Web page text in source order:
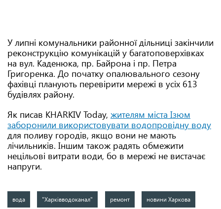
У липні комунальники районної дільниці закінчили
реконструкцію комунікацій у багатоповерхівках
на вул. Каденюка, пр. Байрона і пр. Петра
Григоренка. До початку опалювального сезону
фахівці планують перевірити мережі в усіх 613
будівлях району.
Як писав KHARKIV Today, жителям міста Ізюм
заборонили використовувати водопровідну воду
для поливу городів, якщо вони не мають
лічильників. Іншим також радять обмежити
нецільові витрати води, бо в мережі не вистачає
напруги.
вода "Харківводоканал" ремонт новини Харкова